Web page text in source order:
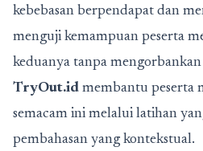
kebebasan berpendapat dan
menguji kemampuan peserta
keduanya tanpa
TryOut.id membantu peserta
semacam ini melalui latihan
pembahasan yang kontekstual.